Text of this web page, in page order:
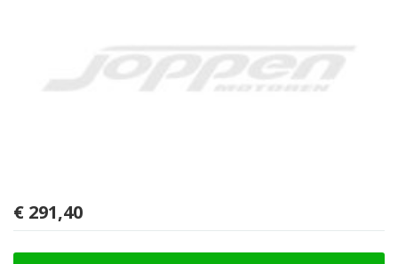
€ 291,40